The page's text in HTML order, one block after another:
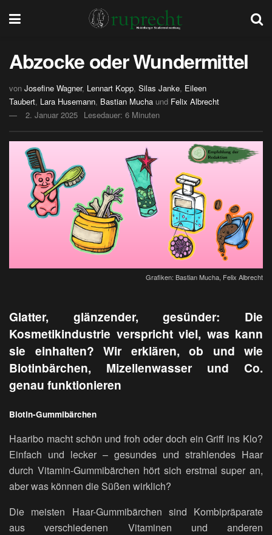
Abzocke oder Wundermittel
von Josefine Wagner, Lennart Kopp, Silas Janke, Eileen
Taubert, Lara Husemann, Bastian Mucha und Felix Albrecht
2. Januar 2025 Lesedauer: 6 Minuten
Grafiken: Bastian Mucha, Felix Albrecht
Glatter, glänzender, gesünder: Die
Kosmetikindustrie verspricht viel, was kann
sie einhalten? Wir erklären, ob und wie
Biotinbärchen, Mizellenwasser und Co.
genau funktionieren
Biotin-Gummibärchen
Haaribo macht schön und froh oder doch ein Griff ins Klo?
Einfach und lecker – gesundes und strahlendes Haar
durch Vitamin-Gummibärchen hört sich erstmal super an,
aber was können die Süßen wirklich?
Die meisten Haar-Gummibärchen sind Kombipräparate
aus verschiedenen Vitaminen und anderen